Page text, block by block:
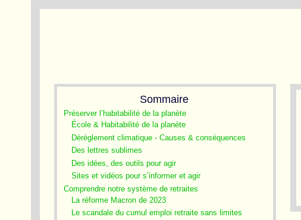
Sommaire
Préserver l’habitabilité de la planète
École & Habitabilité de la planète
Dérèglement climatique - Causes & conséquences
Des lettres sublimes
Des idées, des outils pour agir
Sites et vidéos pour s’informer et agir
Comprendre notre système de retraites
La réforme Macron de 2023
Le scandale du cumul emploi retraite sans limites